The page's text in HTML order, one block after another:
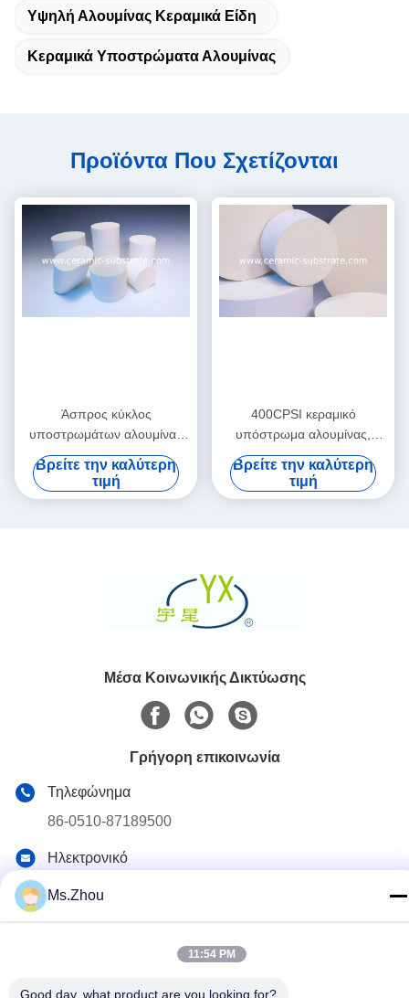
Υψηλή Αλουμίνας Κεραμικά Είδη
Κεραμικά Υποστρώματα Αλουμίνας
Προϊόντα Που Σχετίζονται
Άσπρος κύκλος
υποστρωμάτων αλουμίνας
κεραμικός για την εκλεκτική
καταλυτική μείωση
Βρείτε την καλύτερη
τιμή
400CPSI κεραμικό
υπόστρωμα αλουμίνας,
κεραμικά υποστρώματα
εγγράφου για το αυτοκίνητο
Βρείτε την καλύτερη
τιμή
Μέσα Κοινωνικής Δικτύωσης
Γρήγορη επικοινωνία
Τηλεφώνημα
86-0510-87189500
Ηλεκτρονικό
Ms.Zhou
11:54 PM
Good day, what product are you looking for?